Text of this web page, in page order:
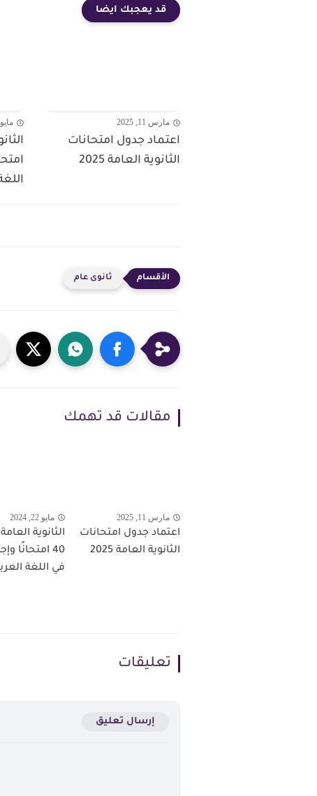
قد يعجبك ايضا
مارس 11, 2025
اعتماد جدول امتحانات
الثانوية العامة 2025
مايو 22, 2024
ثانوى عام
مقالات قد تهمك
مارس 11, 2025
اعتماد جدول امتحانات
الثانوية العامة 2025
مايو 22, 2024
40 امتحانًا
في اللغة
تعليقات
إرسال تعليق